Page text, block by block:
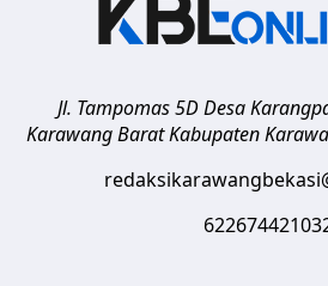
Jl. Tampomas 5D Desa
Karawang Barat Kabupaten